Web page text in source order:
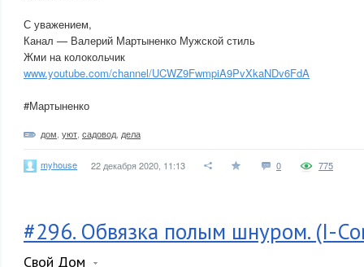
С уважением,
Канал — Валерий Мартыненко Мужской стиль
Жми на колокольчик
www.youtube.com/channel/UCWZ9FwmpiA9PvXkaNDv6FdA
#Мартыненко
дом уют садовод дела
myhouse 22 декабря 2020, 11:13 0 775
#296. Обвязка полым шнуром. (I-
Свой Дом